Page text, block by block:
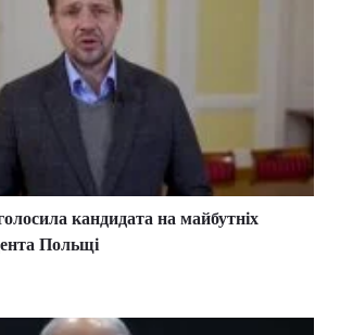
кандидата на майбутніх
Польщі